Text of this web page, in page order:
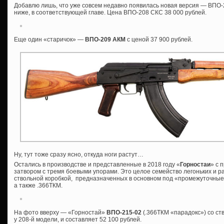
Добавлю лишь, что уже совсем недавно появилась новая версия —
ниже, в соответствующей главе. Цена ВПО-208 СКС 38 000 рублей.
Еще один «старичок» — ВПО-209 АКМ с ценой 37 900 рублей.
Ну, тут тоже сразу ясно, откуда ноги растут…
Остались в производстве и представленные в 2018 году « Горностаи» с
затвором с тремя боевыми упорами. Это целое семейство легоньких и
ствольной коробкой, предназначенных в основном под
а также .366ТКМ.
На фото вверху — «Горностай» ВПО-215-02 (.366ТКМ «парадокс») со
у 208-й модели, и составляет 52 100 рублей.